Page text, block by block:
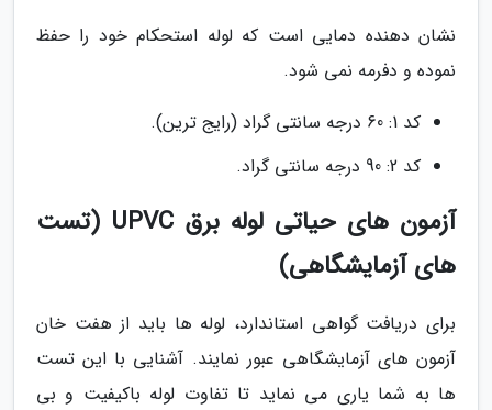
نشان دهنده دمایی است که لوله استحکام خود را حفظ
نموده و دفرمه نمی شود.
کد 1: 60 درجه سانتی گراد (رایج ترین).
کد 2: 90 درجه سانتی گراد.
آزمون های حیاتی لوله برق UPVC (تست
های آزمایشگاهی)
برای دریافت گواهی استاندارد، لوله ها باید از هفت خان
آزمون های آزمایشگاهی عبور نمایند. آشنایی با این تست
ها به شما یاری می نماید تا تفاوت لوله باکیفیت و بی